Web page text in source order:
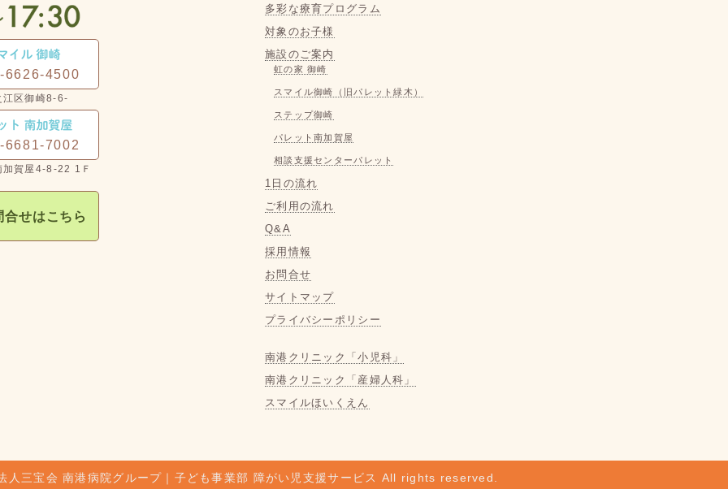
6626-4500
6681-7002
合せはこちら
多彩な療育プログラム
対象のお子様
施設のご案内
虹の家 御崎
スマイル御崎（旧パレット緑木）
ステップ御崎
パレット南加賀屋
相談支援センターパレット
1日の流れ
ご利用の流れ
Q&A
採用情報
お問合せ
サイトマップ
プライバシーポリシー
南港クリニック「小児科」
南港クリニック「産婦人科」
スマイルほいくえん
人三宝会 南港病院グループ｜子ども事業部 障がい児支援サービス All rights reserved.